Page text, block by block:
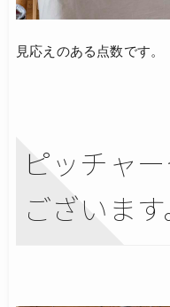
見応えのある点数です。
ピッチャ
ございます